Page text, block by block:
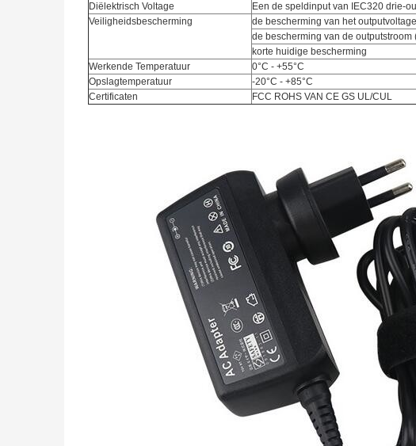
Diëlektrisch Voltage
Een de speldinput van IEC320 drie-
Veiligheidsbescherming
de bescherming van het
de bescherming van de
korte huidige bescherming
Werkende Temperatuur
0°C - +55°C
Opslagtemperatuur
-20°C - +85°C
Certificaten
FCC ROHS VAN CE GS UL/CUL